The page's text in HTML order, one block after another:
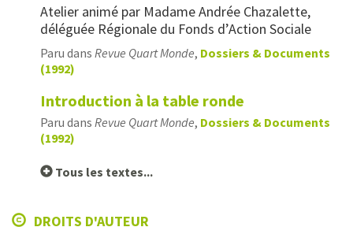
Atelier animé par Madame Andrée Chazalette,
déléguée Régionale du Fonds d’Action Sociale
Paru dans Revue Quart Monde, Dossiers & Documents
(1992)
Introduction à la table ronde
Paru dans Revue Quart Monde, Dossiers & Documents
(1992)
Tous les textes...
DROITS D'AUTEUR